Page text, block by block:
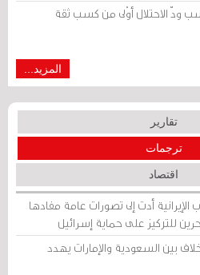
ودّ الاحتلال أوْلى من كسب ثقة
المزيد...
تقارير
ترجمات
اقتصاد
أدت إلى تصورات عامة مفادها
للتركيز على حماية إسرائيل
بين السعودية والإمارات يهدد